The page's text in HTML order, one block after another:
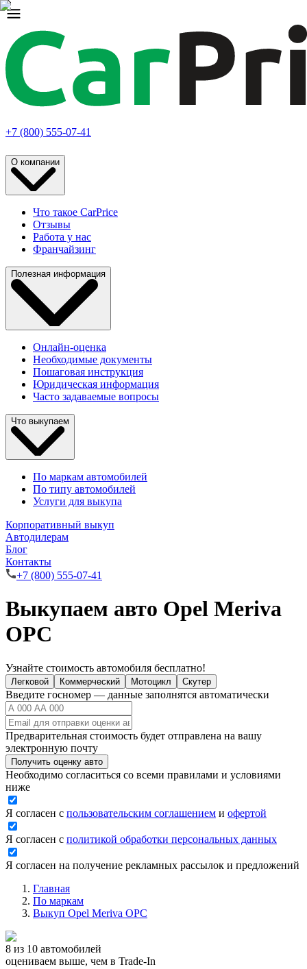
+7 (800) 555-07-41
О компании
Что такое CarPrice
Отзывы
Работа у нас
Франчайзинг
Полезная информация
Онлайн-оценка
Необходимые документы
Пошаговая инструкция
Юридическая информация
Часто задаваемые вопросы
Что выкупаем
По маркам автомобилей
По типу автомобилей
Услуги для выкупа
Корпоративный выкуп
Автодилерам
Блог
Контакты
+7 (800) 555-07-41
Выкупаем авто Opel Meriva
OPC
Узнайте стоимость автомобиля бесплатно!
Легковой Коммерческий Мотоцикл Скутер
Введите госномер — данные заполнятся автоматически
Предварительная стоимость будет отправлена на вашу
электронную почту
Получить оценку авто
Необходимо согласиться со всеми правилами и условиями
ниже
Я согласен с пользовательским соглашением и офертой
Я согласен с политикой обработки персональных данных
Я согласен на получение рекламных рассылок и предложений
Главная
По маркам
Выкуп Opel Meriva OPC
8 из 10 автомобилей
оцениваем выше, чем в Trade‑In